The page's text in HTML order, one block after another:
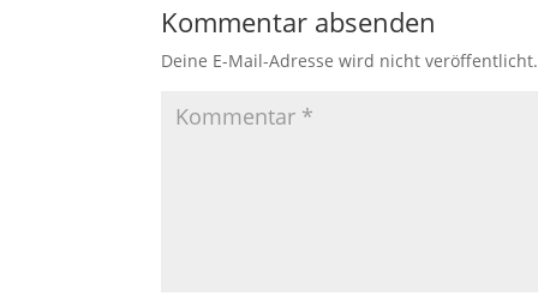
Kommentar absenden
Deine E-Mail-Adresse wird nicht veröffentlicht.